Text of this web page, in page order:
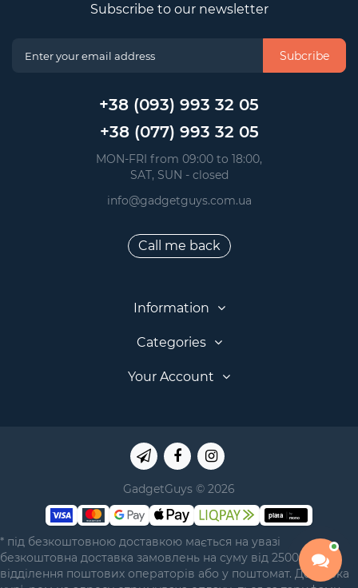
Subscribe to our newsletter
Subcribe
+38 (093) 993 32 05
+38 (077) 993 32 05
MON-FRI from 09:00 to 18:00,
SAT, SUN - closed
info@gadgetguys.com.ua
Call me back
Information
Categories
Your Account
GadgetGuys © 2026
* під безкоштовною доставкою мається на увазі
безкоштовна доставка замовлень на суму від 2500 грн у
відділення поштових операторів або у поштомат. Доставка